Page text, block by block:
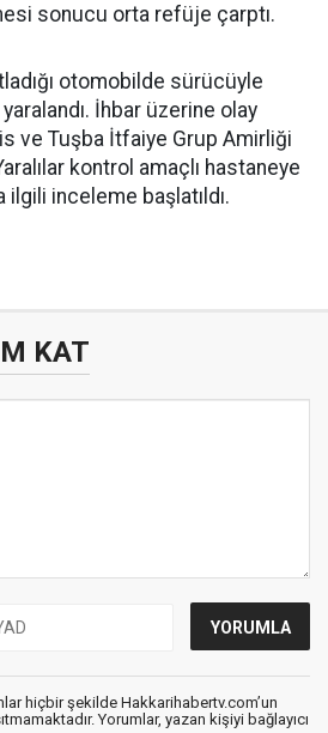
sonucu orta refüje çarptı.
otomobilde sürücüyle
İhbar üzerine olay
ve Tuşba İtfaiye Grup Amirliği
kontrol amaçlı hastaneye
inceleme başlatıldı.
KAT
hiçbir şekilde Hakkarihabertv.com’un
Yorumlar, yazan kişiyi bağlayıcı